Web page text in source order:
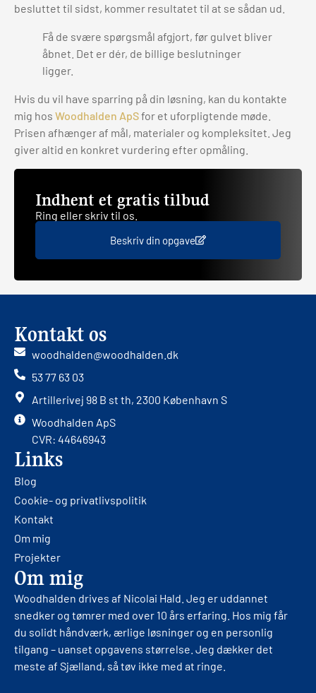
besluttet til sidst, kommer resultatet til at se sådan ud.
Få de svære spørgsmål afgjort, før gulvet bliver
åbnet. Det er dér, de billige beslutninger
ligger.
Hvis du vil have sparring på din løsning, kan du kontakte
mig hos Woodhalden ApSfor et uforpligtende møde.
Prisen afhænger af mål, materialer og kompleksitet. Jeg
giver altid en konkret vurdering efter opmåling.
Indhent et gratis tilbud
Ring eller skriv til os.
Beskriv din opgave
Kontakt os
woodhalden@woodhalden.dk
53 77 63 03
Artillerivej 98 B st th, 2300 København S
Woodhalden ApS
CVR: 44646943
Links
Blog
Cookie- og privatlivspolitik
Kontakt
Om mig
Projekter
Om mig
Woodhalden drives af Nicolai Hald. Jeg er uddannet
snedker og tømrer med over 10 års erfaring. Hos mig får
du solidt håndværk, ærlige løsninger og en personlig
tilgang – uanset opgavens størrelse. Jeg dækker det
meste af Sjælland, så tøv ikke med at ringe.